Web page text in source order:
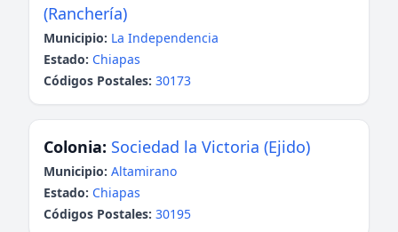
(Ranchería)
Municipio: La Independencia
Estado: Chiapas
Códigos Postales: 30173
Colonia: Sociedad la Victoria (Ejido)
Municipio: Altamirano
Estado: Chiapas
Códigos Postales: 30195